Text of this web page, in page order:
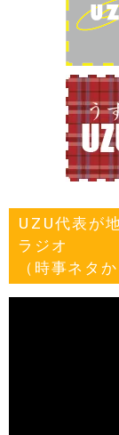
UZU代表が
ラジオ
（時事ネタ